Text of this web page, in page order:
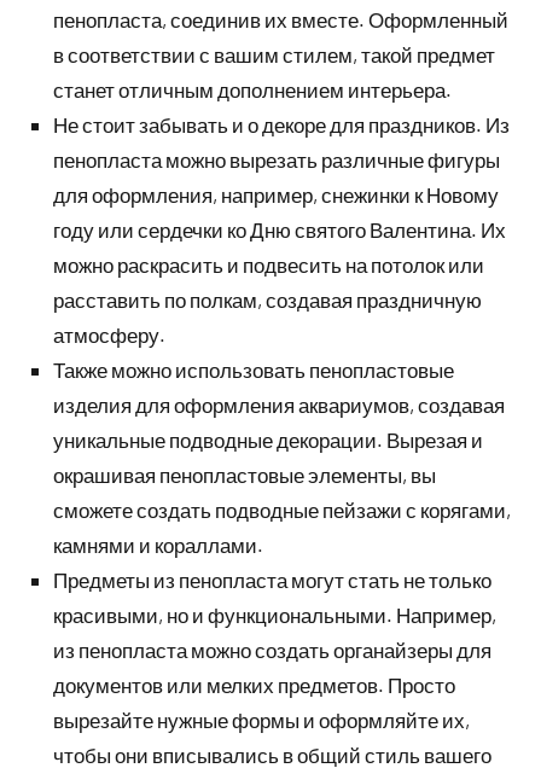
пенопласта, соединив их вместе. Оформленный
в соответствии с вашим стилем, такой предмет
станет отличным дополнением интерьера.
Не стоит забывать и о декоре для праздников. Из
пенопласта можно вырезать различные фигуры
для оформления, например, снежинки к Новому
году или сердечки ко Дню святого Валентина. Их
можно раскрасить и подвесить на потолок или
расставить по полкам, создавая праздничную
атмосферу.
Также можно использовать пенопластовые
изделия для оформления аквариумов, создавая
уникальные подводные декорации. Вырезая и
окрашивая пенопластовые элементы, вы
сможете создать подводные пейзажи с корягами,
камнями и кораллами.
Предметы из пенопласта могут стать не только
красивыми, но и функциональными. Например,
из пенопласта можно создать органайзеры для
документов или мелких предметов. Просто
вырезайте нужные формы и оформляйте их,
чтобы они вписывались в общий стиль вашего